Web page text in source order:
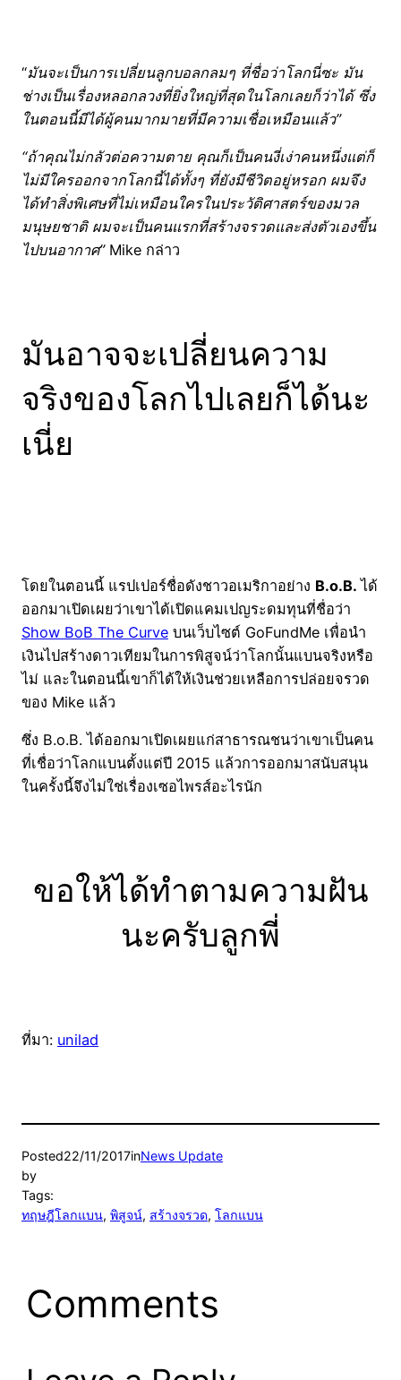
“มันจะเป็นการเปลี่ยนลูกบอลกลมๆ ที่ชื่อว่าโลกนี่ซะ มัน
ช่างเป็นเรื่องหลอกลวงที่ยิ่งใหญ่ที่สุดในโลกเลยก็ว่าได้ ซึ่ง
ในตอนนี้มีได้ผู้คนมากมายที่มีความเชื่อเหมือนแล้ว”
“ถ้าคุณไม่กลัวต่อความตาย คุณก็เป็นคนงี่เง่าคนหนึ่งแต่ก็
ไม่มีใครออกจากโลกนี้ได้ทั้งๆ ที่ยังมีชีวิตอยู่หรอก ผมจึง
ได้ทำสิ่งพิเศษที่ไม่เหมือนใครในประวัติศาสตร์ของมวล
มนุษยชาติ ผมจะเป็นคนแรกที่สร้างจรวดและส่งตัวเองขึ้น
ไปบนอากาศ”Mike กล่าว
มันอาจจะเปลี่ยนความ
จริงของโลกไปเลยก็ได้นะ
เนี่ย
โดยในตอนนี้ แรปเปอร์ชื่อดังชาวอเมริกาอย่าง B.o.B.ได้
ออกมาเปิดเผยว่าเขาได้เปิดแคมเปญระดมทุนที่ชื่อว่า
Show BoB The Curve บนเว็บไซต์ GoFundMe เพื่อนำ
เงินไปสร้างดาวเทียมในการพิสูจน์ว่าโลกนั้นแบนจริงหรือ
ไม่ และในตอนนี้เขาก็ได้ให้เงินช่วยเหลือการปล่อยจรวด
ของ Mike แล้ว
ซึ่ง B.o.B. ได้ออกมาเปิดเผยแก่สาธารณชนว่าเขาเป็นคน
ที่เชื่อว่าโลกแบนตั้งแต่ปี 2015 แล้วการออกมาสนับสนุน
ในครั้งนี้จึงไม่ใช่เรื่องเซอไพรส์อะไรนัก
ขอให้ได้ทำตามความฝัน
นะครับลูกพี่
ที่มา: unilad
Posted22/11/2017inNews Update
by
Tags:
ทฤษฎีโลกแบน, พิสูจน์, สร้างจรวด, โลกแบน
Comments